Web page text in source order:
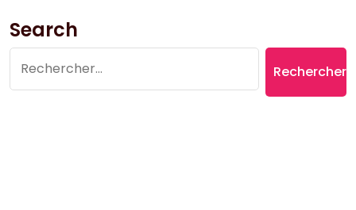
Search